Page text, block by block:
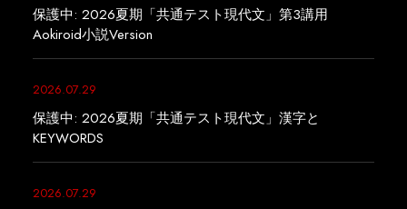
保護中: 2026夏期「共通テスト現代文」第3講用
Aokiroid小説Version
2026.07.29
保護中: 2026夏期「共通テスト現代文」漢字と
KEYWORDS
2026.07.29